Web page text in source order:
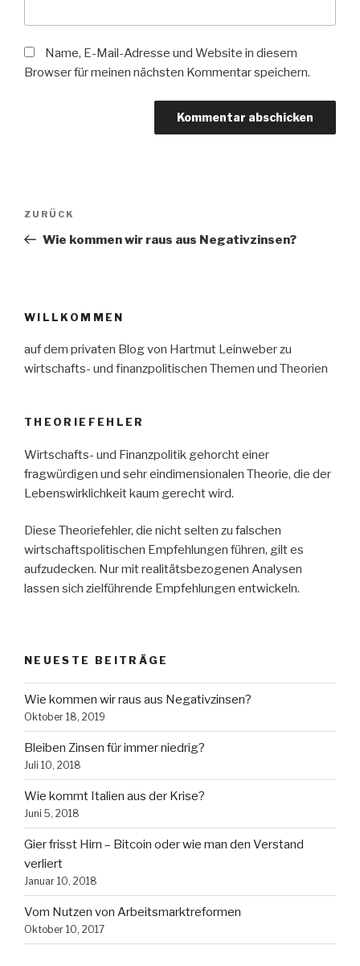
Name, E-Mail-Adresse und Website in diesem
Browser für meinen nächsten Kommentar speichern.
Beitragsnavigation
Vorheriger
Beitrag
ZURÜCK
Wie kommen wir raus aus Negativzinsen?
WILLKOMMEN
auf dem privaten Blog von Hartmut Leinweber zu
wirtschafts- und finanzpolitischen Themen und Theorien
THEORIEFEHLER
Wirtschafts- und Finanzpolitik gehorcht einer
fragwürdigen und sehr eindimensionalen Theorie, die der
Lebenswirklichkeit kaum gerecht wird.
Diese Theoriefehler, die nicht selten zu falschen
wirtschaftspolitischen Empfehlungen führen, gilt es
aufzudecken. Nur mit realitätsbezogenen Analysen
lassen sich zielführende Empfehlungen entwickeln.
NEUESTE BEITRÄGE
Wie kommen wir raus aus Negativzinsen?
Oktober 18, 2019
Bleiben Zinsen für immer niedrig?
Juli 10, 2018
Wie kommt Italien aus der Krise?
Juni 5, 2018
Gier frisst Hirn – Bitcoin oder wie man den Verstand
verliert
Januar 10, 2018
Vom Nutzen von Arbeitsmarktreformen
Oktober 10, 2017